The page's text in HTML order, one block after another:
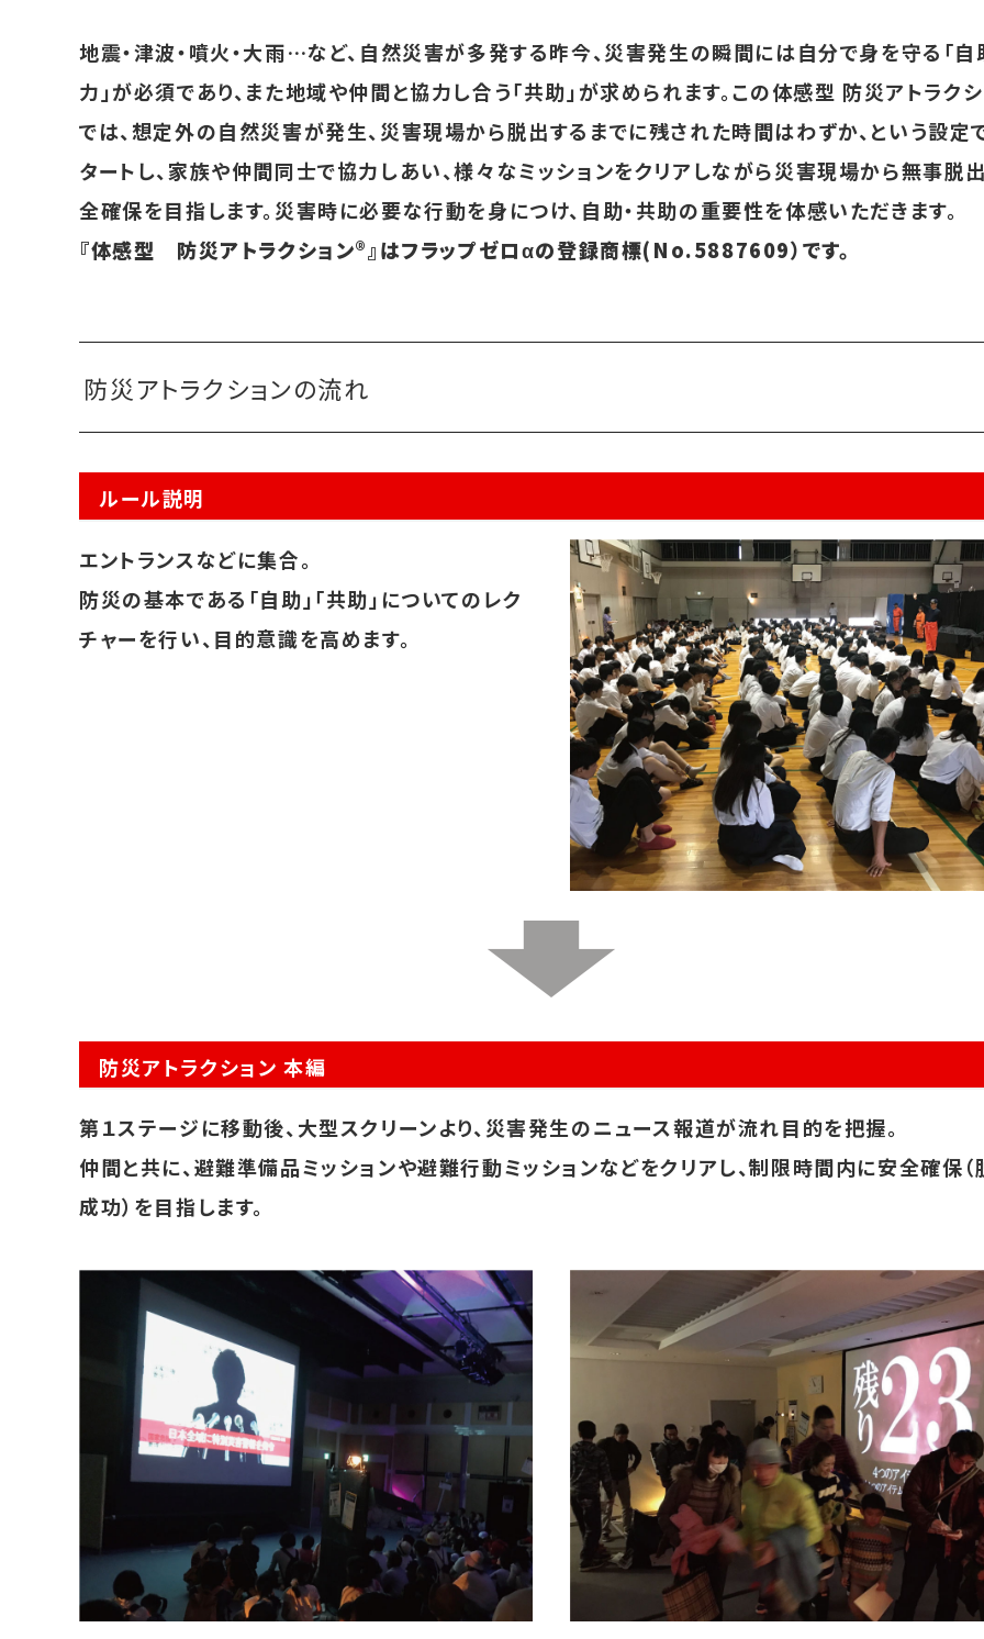
地震・津波・噴火・大雨…など、自然災害が多発する昨今、災害発生の瞬間には自分で身を守る「自
力」が必須であり、また地域や仲間と協力し合う「共助」が求められます。この体感型 防災アトラク
では、想定外の自然災害が発生、災害現場から脱出するまでに残された時間はわずか、という設定
タートし、家族や仲間同士で協力しあい、様々なミッションをクリアしながら災害現場から無事脱
全確保を目指します。災害時に必要な行動を身につけ、自助・共助の重要性を体感いただきます。
『体感型 防災アトラクション®』はフラップゼロαの登録商標(No.5887609）です。
防災アトラクションの流れ
ルール説明
エントランスなどに集合。
防災の基本である「自助」「共助」についてのレク
チャーを行い、目的意識を高めます。
防災アトラクション 本編
第１ステージに移動後、大型スクリーンより、災害発生のニュース報道が流れ目的を把握。
仲間と共に、避難準備品ミッションや避難行動ミッションなどをクリアし、制限時間内に安全確保（
成功）を目指します。